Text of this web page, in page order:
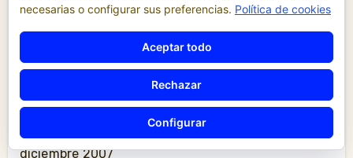
noviembre 2008
julio 2008
junio 2008
diciembre 2007
necesarias o configurar sus preferencias. Política de cookies
Aceptar todo
Rechazar
Configurar